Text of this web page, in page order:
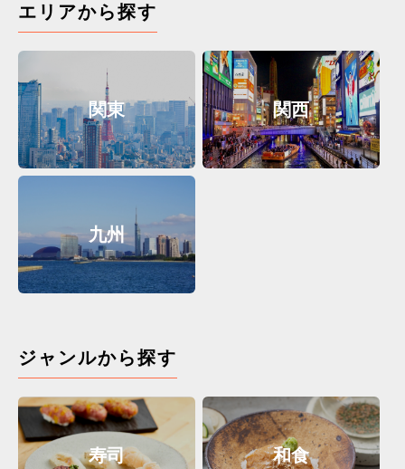
エリアから探す
関東 関西
九州
ジャンルから探す
寿司 和食